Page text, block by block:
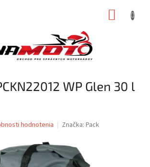
WP Glen 30 l
hodnotenia Značka: Pack